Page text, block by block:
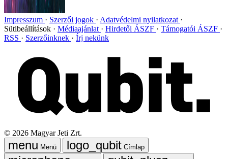
Impresszum Szerzői jogok
Adatvédelmi nyilatkozat
Sütibeállítások
Médiaajánlat Hirdetői ÁSZF
Támogatói ÁSZF
RSS
Szerzőinknek Írj nekünk
© 2026 Magyar Jeti Zrt.
Menü
Címlap